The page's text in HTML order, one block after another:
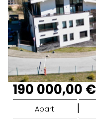
190 000,00 €
Apart. |